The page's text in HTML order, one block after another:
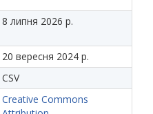
8 липня 2026 р.
20 вересня 2024 р.
CSV
Creative Commons